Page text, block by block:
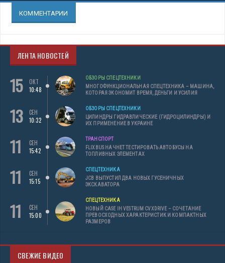
КОММЕНТАРИИ
ЛЕНТА НОВОСТЕЙ
15
ОКТ
10:48
ОБЗОРЫ СПЕЦТЕХНИКИ
МНОГОФУНКЦИОНАЛЬНАЯ СПЕЦТЕХНИКА – МАШИНА,
КОТОРАЯ ЭКОНОМИТ ВРЕМЯ, ДЕНЬГИ И УСИЛИЯ
13
СЕН
10:32
ОБЗОРЫ СПЕЦТЕХНИКИ
ЦИЛИНДРЫ ГИДРАВЛИЧЕСКИЕ (ГИДРОЦИЛИНДРЫ) И
ИХ ПРИМЕНЕНИЕ В УКРАИНЕ
11
СЕН
15:42
ТРАНСПОРТ
FLIXBUS НАЧНЕТ ТЕСТИРОВАТЬ АВТОБУСЫ НА
ТОПЛИВНЫХ ЭЛЕМЕНТАХ
11
СЕН
15:15
СПЕЦТЕХНИКА
JCB ВЫПУСТИЛ ДВА НОВЫХ ГУСЕНИЧНЫХ
ЭКСКАВАТОРА
11
СЕН
15:00
СПЕЦТЕХНИКА
НОВЫЙ CASE IH VESTRUM CVXDRIVE – СОЧЕТАНИЕ
ПРЕВОСХОДНЫХ ХАРАКТЕРИСТИК И КОМПАКТНЫХ
РАЗМЕРОВ
СВЕЖИЕ ВИДЕО